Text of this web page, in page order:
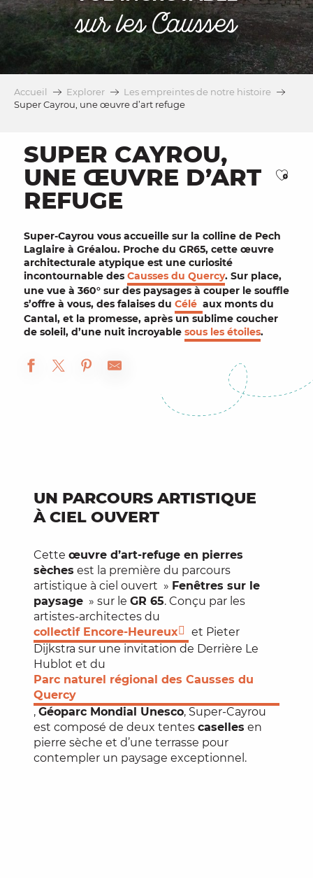
sur les Causses
Accueil Explorer
Les empreintes de notre histoire
Super Cayrou, une œuvre d’art refuge
SUPER CAYROU,
UNE ŒUVRE D’ART
REFUGE
Super-Cayrou vous accueille sur la colline de Pech
Laglaire à Gréalou. Proche du GR65, cette œuvre
architecturale atypique est une curiosité
incontournable des Causses du Quercy. Sur place,
une vue à 360° sur des paysages à couper le souffle
s’offre à vous, des falaises du Célé aux monts du
Cantal, et la promesse, après un sublime coucher
de soleil, d’une nuit incroyable sous les étoiles.
UN PARCOURS ARTISTIQUE
À CIEL OUVERT
Cette œuvre d’art-refuge en pierres
sèches est la première du parcours
artistique à ciel ouvert » Fenêtres sur le
paysage » sur le GR 65. Conçu par les
artistes-architectes du
collectif Encore-Heureux
et Pieter
Dijkstra sur une invitation de Derrière Le
Hublot et du
Parc naturel régional des Causses du
Quercy
, Géoparc Mondial Unesco, Super-Cayrou
est composé de deux tentes caselles en
pierre sèche et d’une terrasse pour
contempler un paysage exceptionnel.